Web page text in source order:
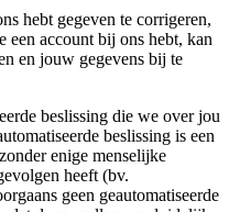
hebt gegeven te corrigeren,
account bij ons hebt, kan
en jouw gegevens bij te
beslissing die we over jou
beslissing is een
enige menselijke
heeft (bv.
geen geautomatiseerde